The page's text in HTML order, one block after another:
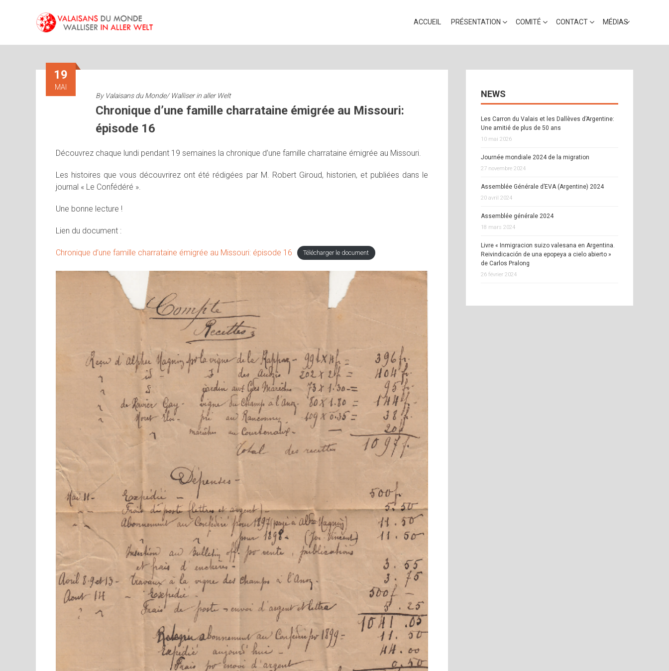
ACCUEIL PRÉSENTATION COMITÉ CONTACT MÉDIAS
19
MAI
By Valaisans du Monde/ Walliser in aller Welt
Chronique d’une famille charrataine émigrée au Missouri:
épisode 16
Découvrez chaque lundi pendant 19 semaines la chronique d’une famille charrataine émigrée au Missouri.
Les histoires que vous découvrirez ont été rédigées par M. Robert Giroud, historien, et publiées dans le
journal « Le Confédéré ».
Une bonne lecture !
Lien du document :
Chronique d’une famille charrataine émigrée au Missouri: épisode 16 Télécharger le document
NEWS
Les Carron du Valais et les Dallèves d’Argentine:
Une amitié de plus de 50 ans
10 mai 2026
Journée mondiale 2024 de la migration
27 novembre 2024
Assemblée Générale d’EVA (Argentine) 2024
20 avril 2024
Assemblée générale 2024
18 mars 2024
Livre « Inmigracion suizo valesana en Argentina.
Reivindicación de una epopeya a cielo abierto »
de Carlos Pralong
26 février 2024